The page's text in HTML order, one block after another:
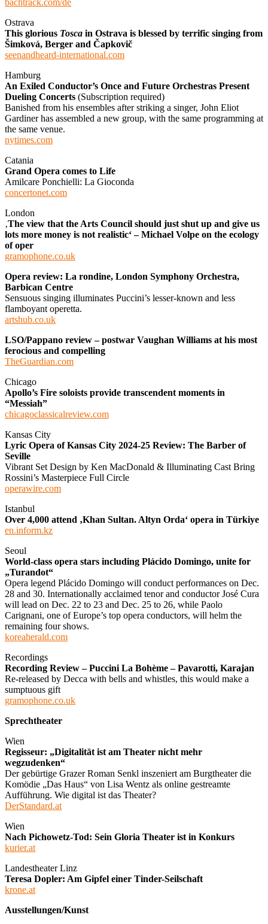
Ostrava
This glorious Tosca in Ostrava is blessed by terrific singing from
Šimková, Berger and Čapkovič
seenandheard-international.com
Hamburg
An Exiled Conductor’s Once and Future Orchestras Present
Dueling Concerts (Subscription required)
Banished from his ensembles after striking a singer, John Eliot
Gardiner has assembled a new group, with the same programming at
the same venue.
nytimes.com
Catania
Grand Opera comes to Life
Amilcare Ponchielli: La Gioconda
concertonet.com
London
‚The view that the Arts Council should just shut up and give us
lots more money is not realistic‘ – Michael Volpe on the ecology
of oper
gramophone.co.uk
Opera review: La rondine, London Symphony Orchestra,
Barbican Centre
Sensuous singing illuminates Puccini’s lesser-known and less
flamboyant operetta.
artshub.co.uk
LSO/Pappano review – postwar Vaughan Williams at his most
ferocious and compelling
TheGuardian.com
Chicago
Apollo’s Fire soloists provide transcendent moments in
“Messiah”
chicagoclassicalreview.com
Kansas City
Lyric Opera of Kansas City 2024-25 Review: The Barber of
Seville
Vibrant Set Design by Ken MacDonald & Illuminating Cast Bring
Rossini’s Masterpiece Full Circle
operawire.com
Istanbul
Over 4,000 attend ‚Khan Sultan. Altyn Orda‘ opera in Türkiye
en.inform.kz
Seoul
World-class opera stars including Plácido Domingo, unite for
„Turandot“
Opera legend Plácido Domingo will conduct performances on Dec.
28 and 30. Internationally acclaimed tenor and conductor José Cura
will lead on Dec. 22 to 23 and Dec. 25 to 26, while Paolo
Carignani, one of Europe’s top opera conductors, will helm the
remaining four shows.
koreaherald.com
Recordings
Recording Review – Puccini La Bohème – Pavarotti, Karajan
Re-released by Decca with bells and whistles, this would make a
sumptuous gift
gramophone.co.uk
Sprechtheater
Wien
Regisseur: „Digitalität ist am Theater nicht mehr
wegzudenken“
Der gebürtige Grazer Roman Senkl inszeniert am Burgtheater die
Komödie „Das Haus“ von Lisa Wentz als online gestreamte
Aufführung. Wie digital ist das Theater?
DerStandard.at
Wien
Nach Pichowetz-Tod: Sein Gloria Theater ist in Konkurs
kurier.at
Landestheater Linz
Teresa Dopler: Am Gipfel einer Tinder-Seilschaft
krone.at
Ausstellungen/Kunst